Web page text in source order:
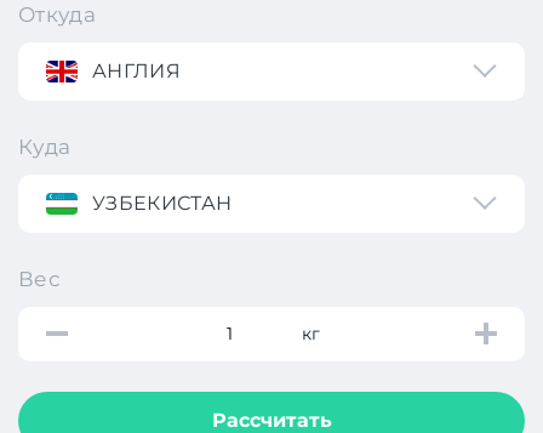
Откуда
АНГЛИЯ
Куда
УЗБЕКИСТАН
Вес
кг
Рассчитать